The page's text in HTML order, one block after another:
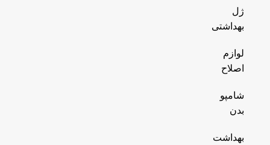
ژل
بهداشتی
لوازم
اصلاح
شامپو
بدن
بهداشت